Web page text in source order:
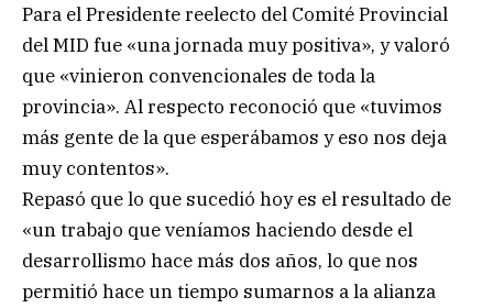
Para el Presidente reelecto del Comité Provincial
del MID fue «una jornada muy positiva», y valoró
que «vinieron convencionales de toda la
provincia». Al respecto reconoció que «tuvimos
más gente de la que esperábamos y eso nos deja
muy contentos».
Repasó que lo que sucedió hoy es el resultado de
«un trabajo que veníamos haciendo desde el
desarrollismo hace más dos años, lo que nos
permitió hace un tiempo sumarnos a la alianza